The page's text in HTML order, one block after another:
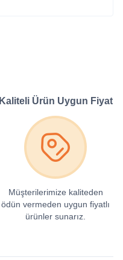
Kaliteli Ürün Uygun Fiyat
Müşterilerimize kaliteden
ödün vermeden uygun fiyatlı
ürünler sunarız.